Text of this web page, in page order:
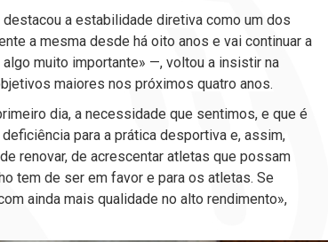
a estabilidade diretiva como um dos
a mesma desde há oito anos e vai continuar a
muito importante» —, voltou a insistir na
maiores nos próximos quatro anos.
dia, a necessidade que sentimos, e que é
para a prática desportiva e, assim,
renovar, de acrescentar atletas que possam
tem de ser em favor e para os atletas. Se
ainda mais qualidade no alto rendimento»,